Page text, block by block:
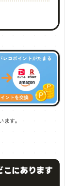
す。
にあります